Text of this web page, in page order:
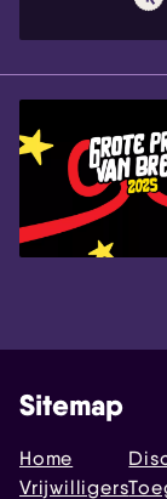
Sitemap
Home
Vrijwilligers